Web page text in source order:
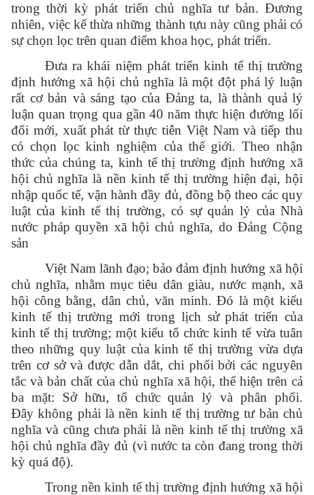
trong thời kỳ phát triển chủ nghĩa tư bản. Đương
nhiên, việc kế thừa những thành tựu này cũng phải có
sự chọn lọc trên quan điểm khoa học, phát triển.
Đưa ra khái niệm phát triển kinh tế thị trường
định hướng xã hội chủ nghĩa là một đột phá lý luận
rất cơ bản và sáng tạo của Đảng ta, là thành quả lý
luận quan trọng qua gần 40 năm thực hiện đường lối
đổi mới, xuất phát từ thực tiễn Việt Nam và tiếp thu
có chọn lọc kinh nghiệm của thế giới. Theo nhận
thức của chúng ta, kinh tế thị trường định hướng xã
hội chủ nghĩa là nền kinh tế thị trường hiện đại, hội
nhập quốc tế, vận hành đầy đủ, đồng bộ theo các quy
luật của kinh tế thị trường, có sự quản lý của Nhà
nước pháp quyền xã hội chủ nghĩa, do Đảng Cộng
sản
Việt Nam lãnh đạo; bảo đảm định hướng xã hội
chủ nghĩa, nhằm mục tiêu dân giàu, nước mạnh, xã
hội công bằng, dân chủ, văn minh. Đó là một kiểu
kinh tế thị trường mới trong lịch sử phát triển của
kinh tế thị trường; một kiểu tổ chức kinh tế vừa tuân
theo những quy luật của kinh tế thị trường vừa dựa
trên cơ sở và được dẫn dắt, chi phối bởi các nguyên
tắc và bản chất của chủ nghĩa xã hội, thể hiện trên cả
ba mặt: Sở hữu, tổ chức quản lý và phân phối.
Đây không phải là nền kinh tế thị trường tư bản chủ
nghĩa và cũng chưa phải là nền kinh tế thị trường xã
hội chủ nghĩa đầy đủ (vì nước ta còn đang trong thời
kỳ quá độ).
Trong nền kinh tế thị trường định hướng xã hội